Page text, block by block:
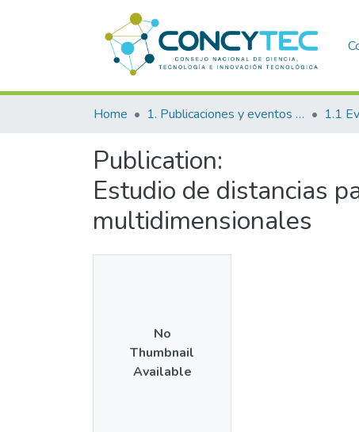
Home 1. Publicaciones y eventos institucionales 1.1
Publication:
Estudio de distancias
multidimensionales
No
Thumbnail
Available